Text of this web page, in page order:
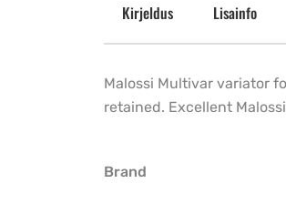
Kirjeldus Lisainfo
Malossi Multivar variator
retained. Excellent
Brand